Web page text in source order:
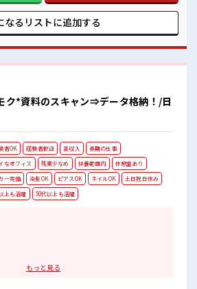
働く環境が整っています！ イチからスキルUP・
いきましょう！ ■職場の雰囲気 女性多め
女子トークがあふれる職場です！ もちろん男性
レシイPoint☆
なるリストに追加する
ク*資料のスキャン⇒データ格納！/日
者OK 経験者歓迎 高収入
長期の仕事
なオフィス
残業少なめ 扶養範囲内
休憩室あり
ー完備
染髪OK ピアスOK ネイルOK
土日祝日休み
上も活躍
50代以上も活躍
ご応募くださいね♪
もっと見る